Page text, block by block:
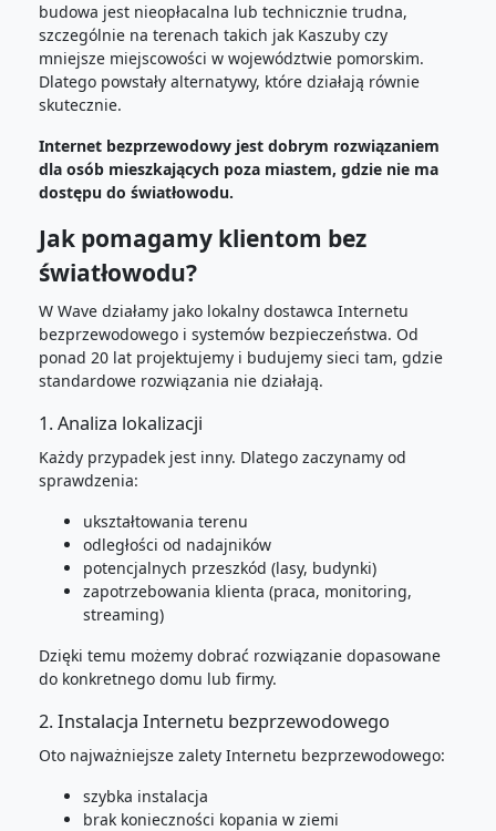
budowa jest nieopłacalna lub technicznie trudna,
szczególnie na terenach takich jak Kaszuby czy
mniejsze miejscowości w województwie pomorskim.
Dlatego powstały alternatywy, które działają równie
skutecznie.
Internet bezprzewodowy jest dobrym rozwiązaniem
dla osób mieszkających poza miastem, gdzie nie ma
dostępu do światłowodu.
Jak pomagamy klientom bez
światłowodu?
W Wave działamy jako lokalny dostawca Internetu
bezprzewodowego i systemów bezpieczeństwa. Od
ponad 20 lat projektujemy i budujemy sieci tam, gdzie
standardowe rozwiązania nie działają.
1. Analiza lokalizacji
Każdy przypadek jest inny. Dlatego zaczynamy od
sprawdzenia:
ukształtowania terenu
odległości od nadajników
potencjalnych przeszkód (lasy, budynki)
zapotrzebowania klienta (praca, monitoring,
streaming)
Dzięki temu możemy dobrać rozwiązanie dopasowane
do konkretnego domu lub firmy.
2. Instalacja Internetu bezprzewodowego
Oto najważniejsze zalety Internetu bezprzewodowego:
szybka instalacja
brak konieczności kopania w ziemi